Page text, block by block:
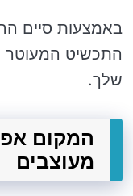
באמצעות סיים
התכשיט המעוטר
שלך.
המקום
מעוצבים